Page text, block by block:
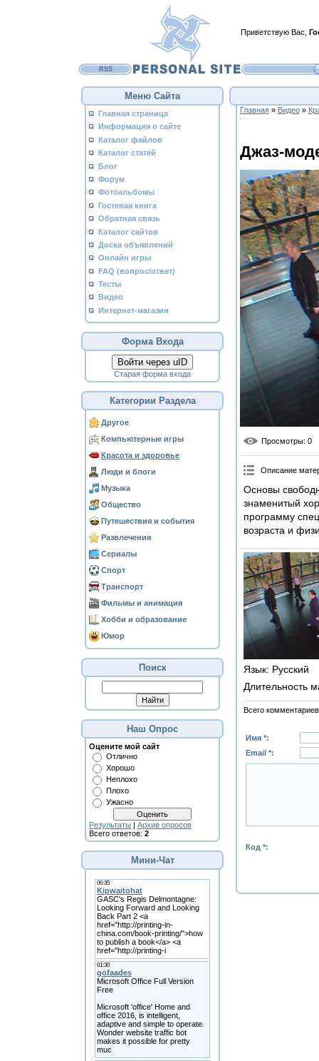
Приветствую Вас
RSS
Меню Сайта
Главная страница
Информация о сайте
Каталог файлов
Каталог статей
Блог
Форум
Фотоальбомы
Гостевая книга
Обратная связь
Каталог сайтов
Доска объявлений
Онлайн игры
FAQ (вопрос/ответ)
Тесты
Видео
Интернет-магазин
Форма Входа
Войти через uID
Старая форма входа
Категории Раздела
Другое
Компьютерные игры
Красота и здоровье
Люди и блоги
Музыка
Общество
Путешествия и события
Развлечения
Сериалы
Спорт
Транспорт
Фильмы и анимация
Хобби и образование
Юмор
Поиск
Наш Опрос
Оцените мой сайт
Отлично
Хорошо
Неплохо
Плохо
Ужасно
Результаты | Архив опросов
Всего ответов: 2
Мини-Чат
Главная» Видео»
Джаз-
Просмотры: 0
Описание
Основы
знаменитый
программу
возраста и
Язык: Русский
Длительность
Всего комментариев
Имя *:
Email *:
Код *: